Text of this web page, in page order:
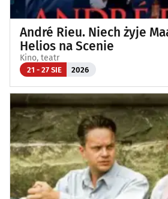
André Rieu. Niech żyje
Helios na Scenie
Kino, teatr
21 - 27 SIE 2026